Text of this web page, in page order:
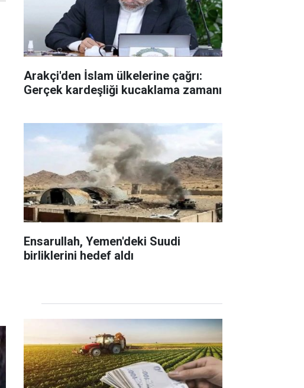
Arakçi'den İslam ülkelerine çağrı:
Gerçek kardeşliği kucaklama zamanı
Ensarullah, Yemen'deki Suudi
birliklerini hedef aldı